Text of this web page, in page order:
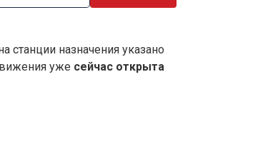
станции назначения указано
уже сейчас открыта